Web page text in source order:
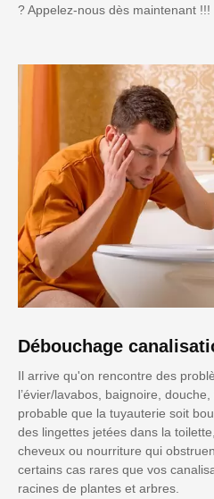
? Appelez-nous dès maintenant !!!
Débouchage
Il arrive qu'on rencontre des
l’évier/lavabos, baignoire,
probable que la tuyauterie soit
des lingettes jetées dans la
cheveux ou nourriture qui
certains cas rares que vos
racines de plantes et arbres.